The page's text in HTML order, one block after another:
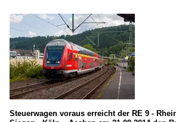
Steuerwagen voraus erreicht der RE 9 -